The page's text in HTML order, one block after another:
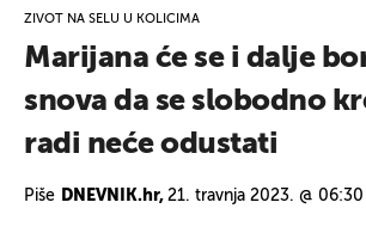
ŽIVOT NA SELU U KOLICIMA
Marijana će se i dalje
snova da se slobodno
radi neće odustati
Piše DNEVNIK.hr, 21. travnja 2023. @ 06:30